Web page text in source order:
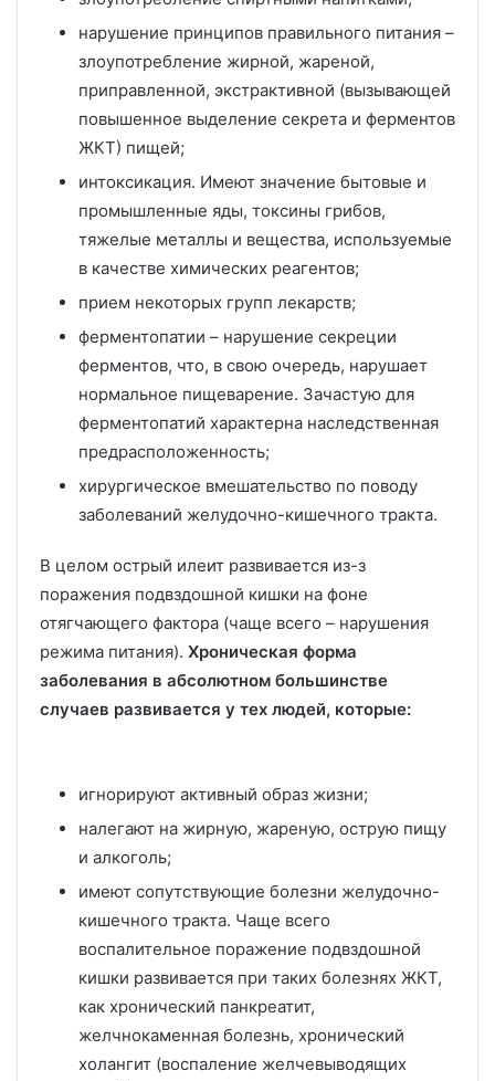
нарушение принципов правильного питания –
злоупотребление жирной, жареной,
приправленной, экстрактивной (вызывающей
повышенное выделение секрета и ферментов
ЖКТ) пищей;
интоксикация. Имеют значение бытовые и
промышленные яды, токсины грибов,
тяжелые металлы и вещества, используемые
в качестве химических реагентов;
прием некоторых групп лекарств;
ферментопатии – нарушение секреции
ферментов, что, в свою очередь, нарушает
нормальное пищеварение. Зачастую для
ферментопатий характерна наследственная
предрасположенность;
хирургическое вмешательство по поводу
заболеваний желудочно-кишечного тракта.
В целом острый илеит развивается из-з
поражения подвздошной кишки на фоне
отягчающего фактора (чаще всего – нарушения
режима питания). Хроническая форма
заболевания в абсолютном большинстве
случаев развивается у тех людей, которые:
игнорируют активный образ жизни;
налегают на жирную, жареную, острую пищу
и алкоголь;
имеют сопутствующие болезни желудочно-
кишечного тракта. Чаще всего
воспалительное поражение подвздошной
кишки развивается при таких болезнях ЖКТ,
как хронический панкреатит,
желчнокаменная болезнь, хронический
холангит (воспаление желчевыводящих